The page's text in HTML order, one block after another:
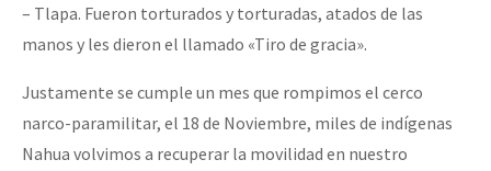
– Tlapa. Fueron torturados y torturadas, atados de las
manos y les dieron el llamado «Tiro de gracia».
Justamente se cumple un mes que rompimos el cerco
narco-paramilitar, el 18 de Noviembre, miles de indígenas
Nahua volvimos a recuperar la movilidad en nuestro